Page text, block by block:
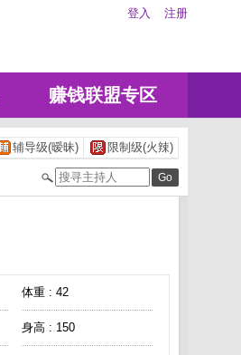
登入 注册
赚钱联盟专区
辅导级(暧昧) 限制级(火辣)
体重 : 42
身高 : 150